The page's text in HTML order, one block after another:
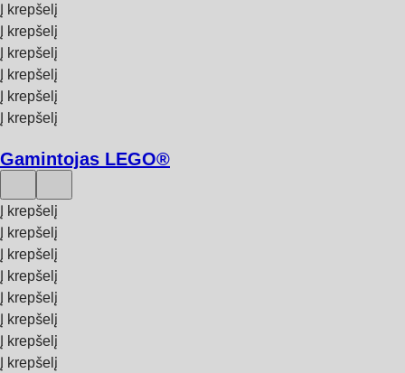
Į krepšelį
Į krepšelį
Į krepšelį
Į krepšelį
Į krepšelį
Į krepšelį
Gamintojas LEGO®
Į krepšelį
Į krepšelį
Į krepšelį
Į krepšelį
Į krepšelį
Į krepšelį
Į krepšelį
Į krepšelį